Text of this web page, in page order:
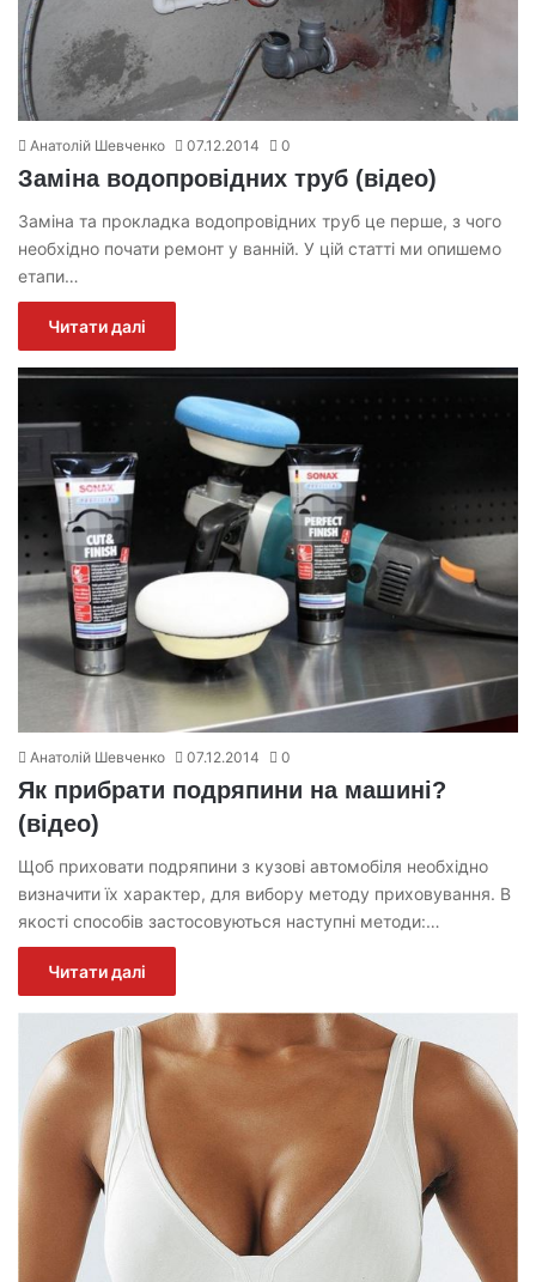
Анатолій Шевченко 07.12.2014 0
Заміна водопровідних труб (відео)
Заміна та прокладка водопровідних труб це перше, з чого
необхідно почати ремонт у ванній. У цій статті ми опишемо
етапи…
Читати далі
Анатолій Шевченко 07.12.2014 0
Як прибрати подряпини на машині?
(відео)
Щоб приховати подряпини з кузові автомобіля необхідно
визначити їх характер, для вибору методу приховування. В
якості способів застосовуються наступні методи:…
Читати далі